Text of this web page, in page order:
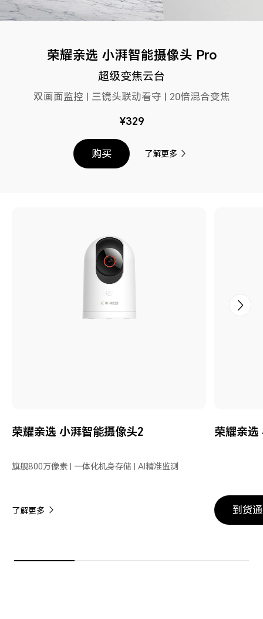
荣耀亲选 小湃智能摄像头 Pro
超级变焦云台
双画面监控 | 三镜头联动看守 | 20倍混合变焦
¥329
购买 了解更多
荣耀亲选 小湃智能摄像头2
旗舰800万像素 | 一体化机身存储 | AI精准监测
了解更多
荣耀亲选
到货